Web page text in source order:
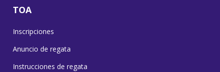
TOA
Inscripciones
Anuncio de regata
Instrucciones de regata